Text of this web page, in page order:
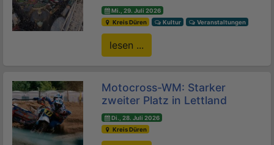
Mi., 29. Juli 2026
Kreis Düren
Kultur Veranstaltungen
lesen ...
Motocross-WM: Starker
zweiter Platz in Lettland
Di., 28. Juli 2026
Kreis Düren